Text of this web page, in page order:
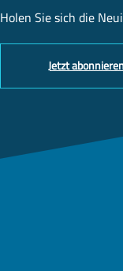
Holen Sie sich die
Jetzt